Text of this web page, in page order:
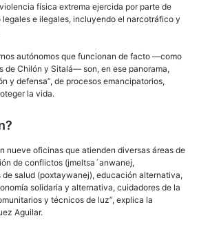
física extrema ejercida por parte de
e ilegales, incluyendo el narcotráfico y
autónomos que funcionan de facto —como
de Chilón y Sitalá— son, en ese panorama,
y defensa”, de procesos emancipatorios,
la vida.
nueve oficinas que atienden diversas áreas de
de conflictos (jmeltsa´anwanej,
salud (poxtaywanej), educación alternativa,
solidaria y alternativa, cuidadores de la
y técnicos de luz”, explica la
Aguilar.